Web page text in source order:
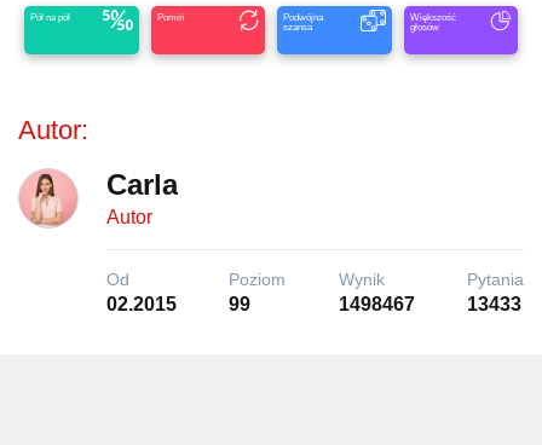
Pół na pół Pomiń
Podwójna
szansa
Większość
głosów
Autor:
Carla
Autor
Od
02.2015
Poziom
99
Wynik
1498467
Pytania
13433